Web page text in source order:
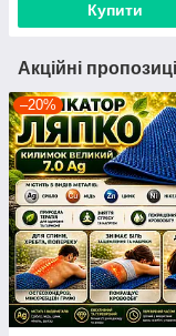
Купити
Акційні
–20%